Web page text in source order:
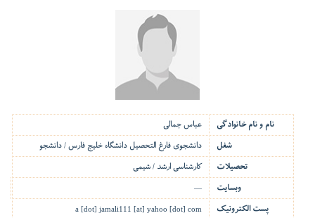
نام و نام خانوادگی
عباس جمالی
شغل
دانشجوی فارغ التحصیل دانشگاه خلیج فارس / دانشجو
تحصیلات
کارشناسی ارشد / شیمی
وبسایت
—
پست الکترونیک a [dot] jamali111 [at] yahoo [dot] com